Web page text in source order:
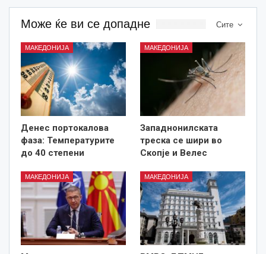
Сите
Може ќе ви се допадне
МАКЕДОНИЈА
Денес портокалова
фаза: Температурите
до 40 степени
МАКЕДОНИЈА
Западнонилската
треска се шири во
Скопје и Велес
МАКЕДОНИЈА МАКЕДОНИЈА